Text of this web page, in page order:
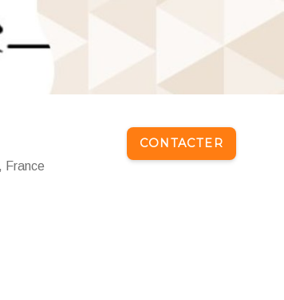
France
CONTACTER